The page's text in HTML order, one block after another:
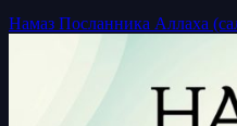
Намаз Посланника Аллаха